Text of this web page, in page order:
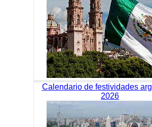
Calendario de festividades
2026